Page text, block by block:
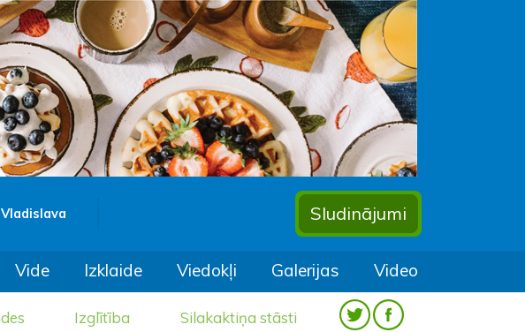
Sludinājumi
Vide Izklaide Viedokļi Galerijas Video
Izglītība Silakaktiņa stāsti